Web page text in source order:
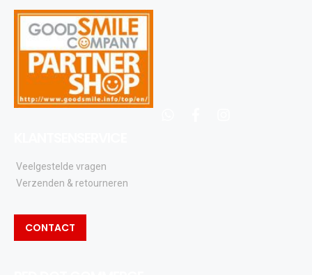
Veelgestelde vragen
Verzenden & retourneren
CONTACT